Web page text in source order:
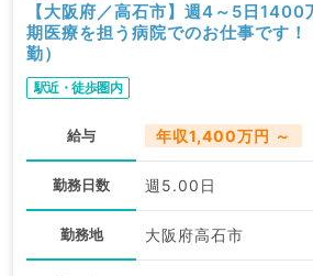
【大阪府／高石市】週4～5日
期医療を担う病院でのお仕事です！
勤）
駅近・徒歩圏内
給与 年収1,400万円 ～
勤務日数 週5.00日
勤務地 大阪府高石市